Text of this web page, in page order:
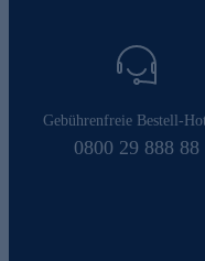
Gebührenfreie Bestell-
0800 29 888 88